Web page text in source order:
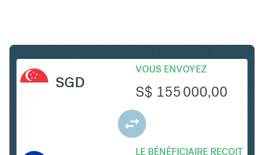
SGD
VOUS ENVOYEZ
S$ 155 000,00
LE BÉNÉFICIAIRE REÇOIT